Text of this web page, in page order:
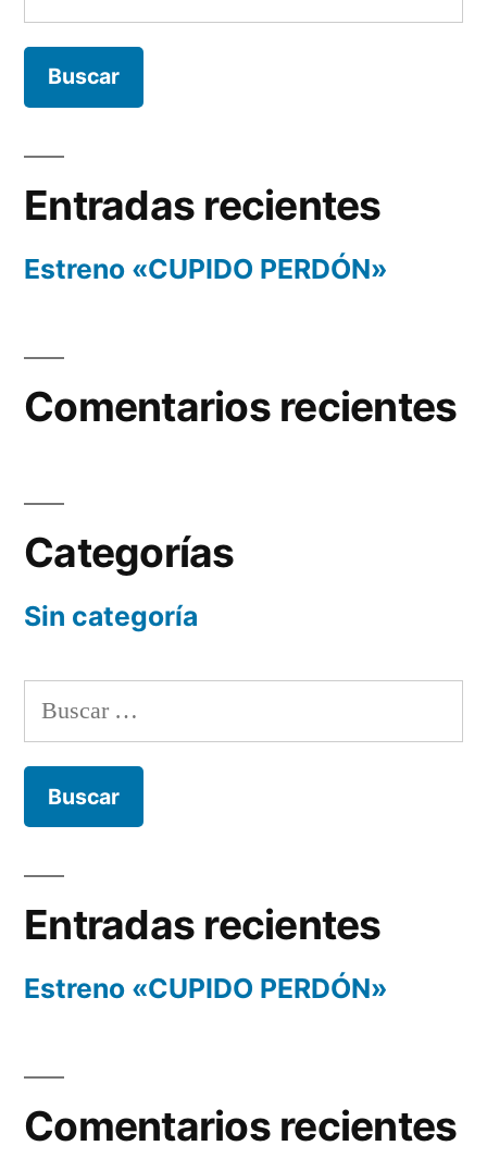
Entradas recientes
Estreno «CUPIDO PERDÓN»
Comentarios recientes
Categorías
Sin categoría
Buscar:
Entradas recientes
Estreno «CUPIDO PERDÓN»
Comentarios recientes